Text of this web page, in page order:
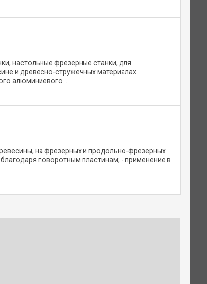
настольные фрезерные станки, для
и древесно-стружечных материалах.
алюминиевого ...
на фрезерных и продольно-фрезерных
поворотным пластинам; - применение в